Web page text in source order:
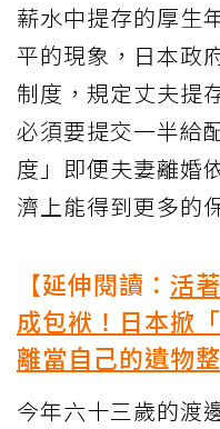
薪水中提存的厚生
平的現象，日本
制度，規定丈夫提
必須要提交一半給
度」即便夫妻離婚
濟上能得到更多的
【延伸閱讀： 活
成包袱！日本掀
離當自己的遺物
今年六十三歲的渡